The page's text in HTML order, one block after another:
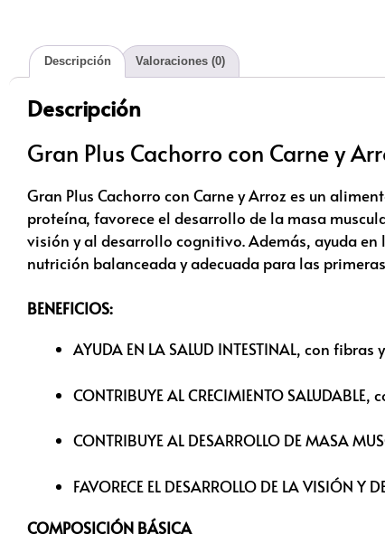
Descripción Valoraciones (0)
Descripción
Gran Plus Cachorro con Carne y
Gran Plus Cachorro con Carne y Arroz es un
proteína, favorece el desarrollo de la masa
visión y al desarrollo cognitivo. Además, ayuda
nutrición balanceada y adecuada para las
BENEFICIOS:
AYUDA EN LA SALUD INTESTINAL, con
CONTRIBUYE AL CRECIMIENTO
CONTRIBUYE AL DESARROLLO DE MASA
FAVORECE EL DESARROLLO DE LA VISIÓN
COMPOSICIÓN BÁSICA